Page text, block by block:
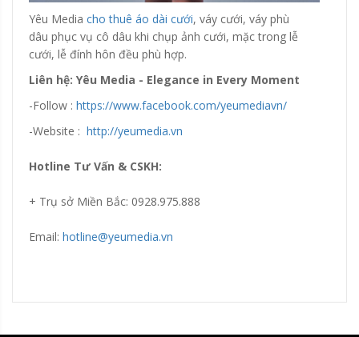
Yêu Media cho thuê áo dài cưới, váy cưới, váy phù
dâu phục vụ cô dâu khi chụp ảnh cưới, mặc trong lễ
cưới, lễ đính hôn đều phù hợp.
Liên hệ: Yêu Media - Elegance in Every Moment
-Follow : https://www.facebook.com/yeumediavn/
-Website : http://yeumedia.vn
Hotline Tư Vấn & CSKH:
+ Trụ sở Miền Bắc: 0928.975.888
Email: hotline@yeumedia.vn